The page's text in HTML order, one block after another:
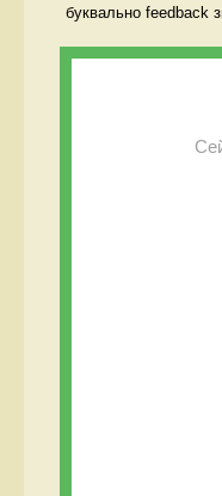
буквально feedback